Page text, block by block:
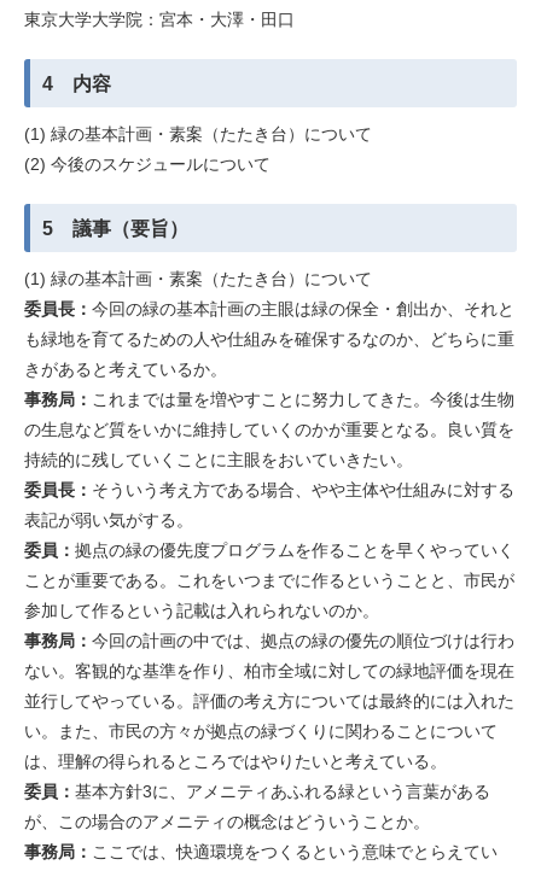
東京大学大学院：宮本・大澤・田口
4 内容
(1) 緑の基本計画・素案（たたき台）について
(2) 今後のスケジュールについて
5 議事（要旨）
(1) 緑の基本計画・素案（たたき台）について
委員長： 今回の緑の基本計画の主眼は緑の保全・創出か、それと
も緑地を育てるための人や仕組みを確保するなのか、どちらに重
きがあると考えているか。
事務局： これまでは量を増やすことに努力してきた。今後は生物
の生息など質をいかに維持していくのかが重要となる。良い質を
持続的に残していくことに主眼をおいていきたい。
委員長： そういう考え方である場合、やや主体や仕組みに対する
表記が弱い気がする。
委員： 拠点の緑の優先度プログラムを作ることを早くやっていく
ことが重要である。これをいつまでに作るということと、市民が
参加して作るという記載は入れられないのか。
事務局： 今回の計画の中では、拠点の緑の優先の順位づけは行わ
ない。客観的な基準を作り、柏市全域に対しての緑地評価を現在
並行してやっている。評価の考え方については最終的には入れた
い。また、市民の方々が拠点の緑づくりに関わることについて
は、理解の得られるところではやりたいと考えている。
委員： 基本方針3に、アメニティあふれる緑という言葉がある
が、この場合のアメニティの概念はどういうことか。
事務局： ここでは、快適環境をつくるという意味でとらえてい